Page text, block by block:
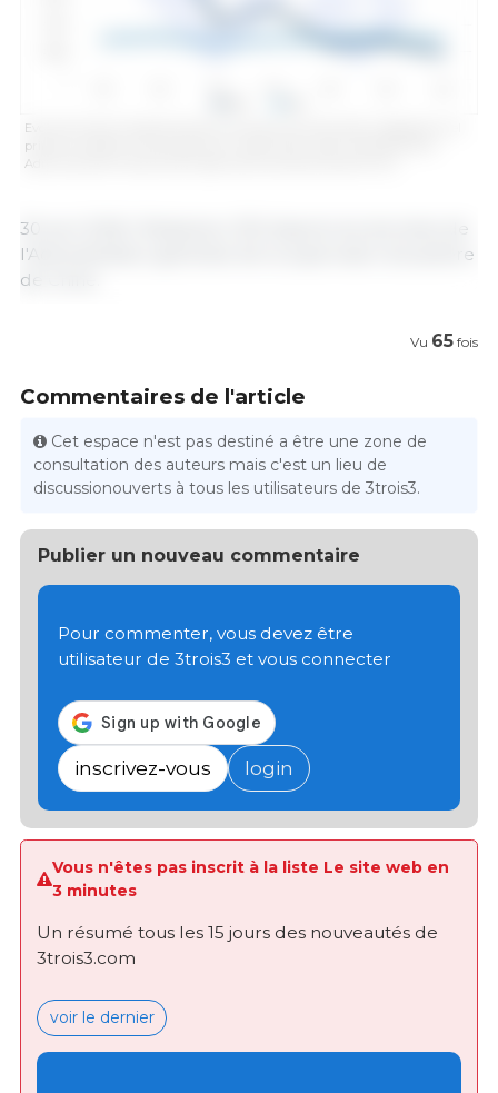
Evolución de las importaciones chinas de carne de cerdo y despojos en el
primer trimestre (1T) de cada año. Fuente: 333, a partir de datos de la
Administración General de Supervisión de Aduanas de China.
30 avril 2026 / Rédaction 333 d'après les données de
l'Administration générale de la supervision douanière
de Chine.
Vu 65 fois
Commentaires de l'article
Cet espace n'est pas destiné a être une zone de
consultation des auteurs mais c'est un lieu de
discussionouverts à tous les utilisateurs de 3trois3.
Publier un nouveau commentaire
Pour commenter, vous devez être
utilisateur de 3trois3 et vous connecter
inscrivez-vous login
Vous n'êtes pas inscrit à la liste Le site web en
3 minutes
Un résumé tous les 15 jours des nouveautés de
3trois3.com
voir le dernier